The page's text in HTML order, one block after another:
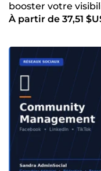
booster votre
À partir de 37,51